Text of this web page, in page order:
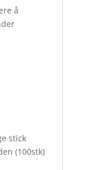
å
stick
(100stk)